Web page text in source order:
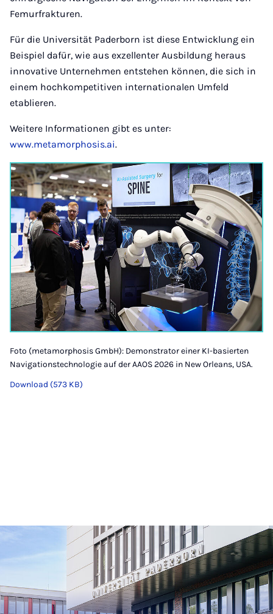
Femurfrakturen.
Für die Universität Paderborn ist diese Entwicklung ein
Beispiel dafür, wie aus exzellenter Ausbildung heraus
innovative Unternehmen entstehen können, die sich in
einem hochkompetitiven internationalen Umfeld
etablieren.
Weitere Informationen gibt es unter:
www.metamorphosis.ai.
Foto (metamorphosis GmbH): Demonstrator einer KI-basierten
Navigationstechnologie auf der AAOS 2026 in New Orleans, USA.
Download (573 KB)